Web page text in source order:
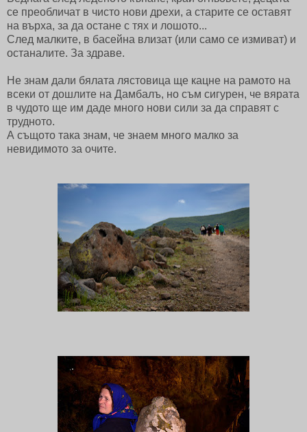
се преобличат в чисто нови дрехи, а старите се оставят
на върха, за да остане с тях и лошото...
След малките, в басейна влизат (или само се измиват) и
останалите. За здраве.
Не знам дали бялата лястовица ще кацне на рамото на
всеки от дошлите на Дамбалъ, но съм сигурен, че вярата
в чудото ще им даде много нови сили за да справят с
трудното.
А същото така знам, че знаем много малко за
невидимото за очите.